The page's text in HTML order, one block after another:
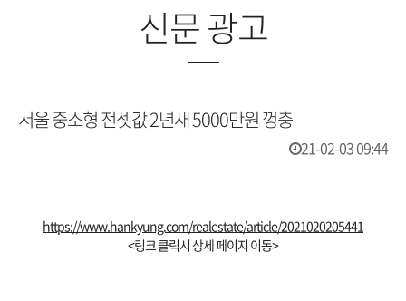
신문 광고
서울 중소형 전셋값 2년새 5000만원 껑충
21-02-03 09:44
https://www.hankyung.com/realestate/article/2021020205441
<링크 클릭시 상세 페이지 이동>